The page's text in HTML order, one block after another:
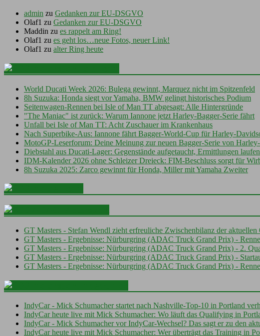
admin zu Gedanken zur EU-DSGVO
Olaf1 zu Gedanken zur EU-DSGVO
Maddin zu es rappelt am Ring!
Olaf1 zu es geht los…neue Fotos, neuer Link!
Olaf1 zu alter Ring heute
World Ducati Week 2026: Bulega gewinnt, Marquez nicht im Spitzenfeld
8h Suzuka: Honda siegt vor Yamaha, BMW gelingt historisches Podium
Seitenwagen-Rennen bei Isle of Man TT abgesagt: Alle Hintergründe
"The Maniac" ist zurück: Warum Iannone jetzt Harley-Bagger-Serie fährt
Unfall bei Isle of Man TT: Acht Zuschauer im Krankenhaus
Nach Superbike-Aus: Iannone fährt Bagger-World-Cup für Harley-
MotoGP-Leserforum: Deine Meinung zur neuen Bagger-Serie von
Diebstahl aus Ducati-Lager: Gegenstände aufgetaucht, Ermittlungen
IDM-Kalender 2026 ohne Schleizer Dreieck: FIM-Beschluss sorgt für
8h Suzuka 2025: Zarco gewinnt für Honda, Miller mit Yamaha Zweiter
GT Masters - Stefan Wendl zieht erfreuliche Zwischenbilanz der aktuellen
GT Masters - Ergebnisse: Nürburgring (ADAC Truck Grand Prix) -
GT Masters - Ergebnisse: Nürburgring (ADAC Truck Grand Prix) - 2.
GT Masters - Ergebnisse: Nürburgring (ADAC Truck Grand Prix) -
GT Masters - Ergebnisse: Nürburgring (ADAC Truck Grand Prix) -
IndyCar - Mick Schumacher startet nach Nashville-Top-10 in Portland
IndyCar heute live mit Mick Schumacher: Wo läuft das Qualifying in
IndyCar - Mick Schumacher vor IndyCar-Wechsel? Das sagt er zu den
IndyCar heute live mit Mick Schumacher: Wer überträgt das Training in